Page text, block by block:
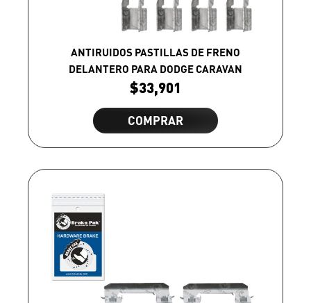
ANTIRUIDOS PASTILLAS DE FRENO
DELANTERO PARA DODGE CARAVAN
$33,901
COMPRAR